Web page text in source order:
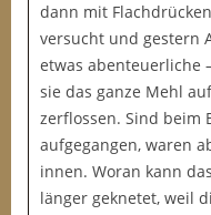
dann mit
versucht und gestern
etwas abenteuerliche
sie das ganze Mehl
zerflossen. Sind beim
aufgegangen, waren
innen. Woran kann
länger geknetet, weil